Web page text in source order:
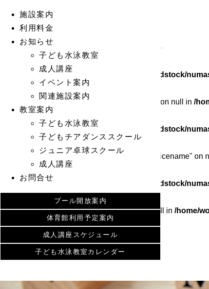
施設案内
利用料金
お知らせ
子ども水泳教室
成人講座
イベント案内
関連施設案内
教室案内
子ども水泳教室
子どもチアダンススクール
ジュニア卓球スクール
成人講座
お問合せ
プール開放案内
体育館利用予定案内
成人講座スケジュール
子ども水泳教室カレンダー
Warning: Undefined array key 0 in
Warning: Attempt to read property "cat_ID" on null in /
: Undefined array key 0 in /home/wordstock/
: Attempt to read property "cat_name" on null in /
: Undefined array key 0 in /home/wordstock/
: Attempt to read property "category_nicename" on
Warning : Undefined array key 0 in /home/wordstock/
Warning: Attempt to read property "slug" on null in /home/